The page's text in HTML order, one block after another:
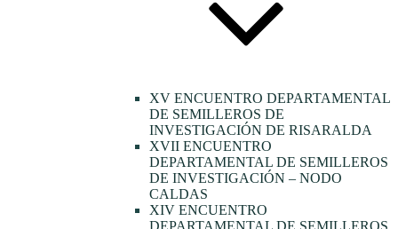
XV ENCUENTRO DEPARTAMENTAL
DE SEMILLEROS DE
INVESTIGACIÓN DE RISARALDA
XVII ENCUENTRO
DEPARTAMENTAL DE SEMILLEROS
DE INVESTIGACIÓN – NODO
CALDAS
XIV ENCUENTRO
DEPARTAMENTAL DE SEMILLEROS